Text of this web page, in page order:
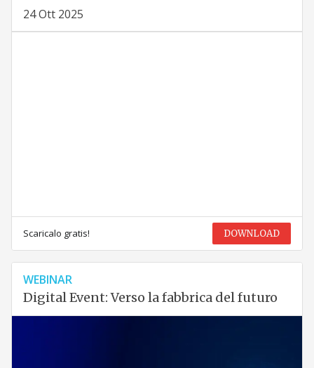
24 Ott 2025
Scaricalo gratis! DOWNLOAD
WEBINAR
Digital Event: Verso la fabbrica del futuro